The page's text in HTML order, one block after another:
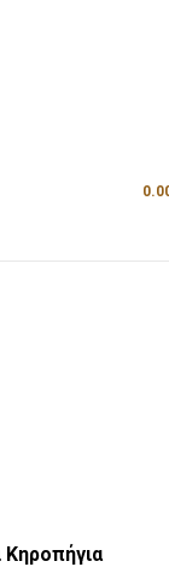
Κηροπήγια